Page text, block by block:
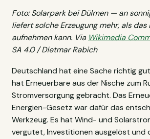
Foto: Solarpark bei Dülmen — an
liefert solche Erzeugung mehr, als das
aufnehmen kann. Via Wikimedia
SA 4.0 / Dietmar Rabich
Deutschland hat eine Sache richtig
hat Erneuerbare aus der Nische zum
Stromversorgung gebracht. Das
Energien-Gesetz war dafür das
Werkzeug. Es hat Wind- und
vergütet, Investitionen ausgelöst und